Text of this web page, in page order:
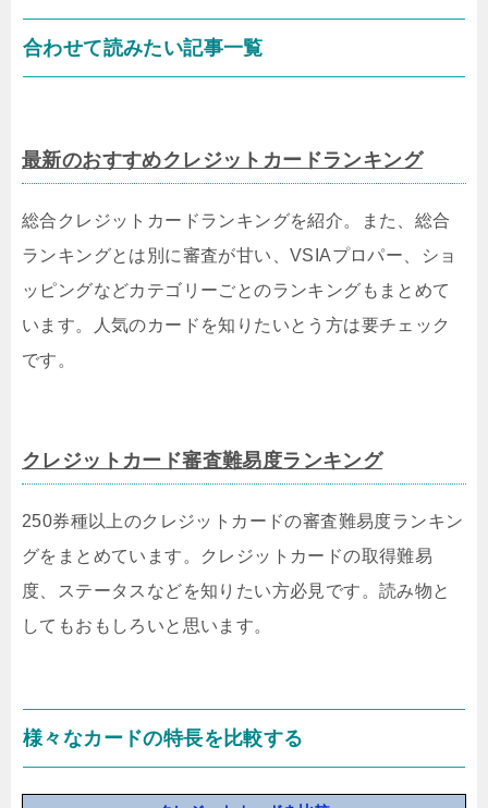
合わせて読みたい記事一覧
最新のおすすめクレジットカードランキング
総合クレジットカードランキングを紹介。また、総合
ランキングとは別に審査が甘い、VSIAプロパー、ショ
ッピングなどカテゴリーごとのランキングもまとめて
います。人気のカードを知りたいとう方は要チェック
です。
クレジットカード審査難易度ランキング
250券種以上のクレジットカードの審査難易度ランキン
グをまとめています。クレジットカードの取得難易
度、ステータスなどを知りたい方必見です。読み物と
してもおもしろいと思います。
様々なカードの特長を比較する